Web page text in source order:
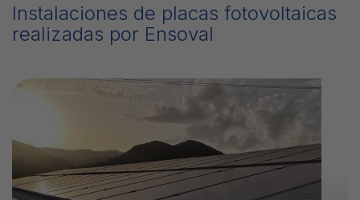
Instalaciones de placas fotovoltaicas
realizadas por Ensoval